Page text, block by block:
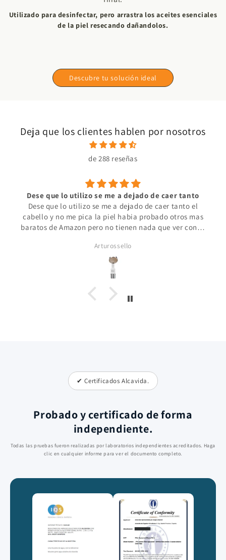
para desinfectar, pero arrastra los aceites esenciales
de la piel resecando dañandolos.
tiempo.
son arrastradas a través de las tuberías y en muchas ocaciones causan
dolor estomacal.
pasa por las tuberías se carga con metales pesados que
se adhieren al agua del grifo.
en el agua, imperceptibles pero cada vez más comunes.
Descubre tu solución ideal
Deja que los clientes hablen por nosotros
de 288 reseñas
Dese que lo utilizo se me a dejado de caer tanto
Dese que lo utilizo se me a dejado de caer tanto el
cabello y no me pica la piel habia probado otros mas
baratos de Amazon pero no tienen nada que ver con el
Arturossello
✔ Certificados Alcavida.
Probado y certificado de forma
independiente.
Todas las pruebas fueron realizadas por laboratorios independientes acreditados. Haga
clic en cualquier informe para ver el documento completo.